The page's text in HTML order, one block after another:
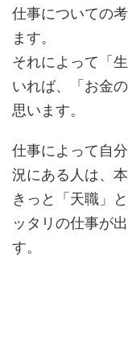
仕事についての
ます。
それによって「
いれば、「お金
思います。
仕事によって自
況にある人は、
きっと「天職」
ッタリの仕事が
す。